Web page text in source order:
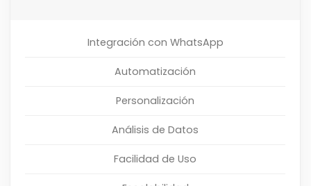
Integración con WhatsApp
Automatización
Personalización
Análisis de Datos
Facilidad de Uso